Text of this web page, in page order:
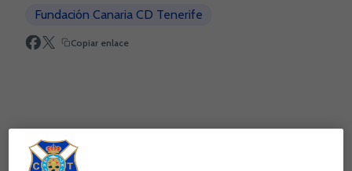
Fundación Canaria CD Tenerife
Copiar enlace